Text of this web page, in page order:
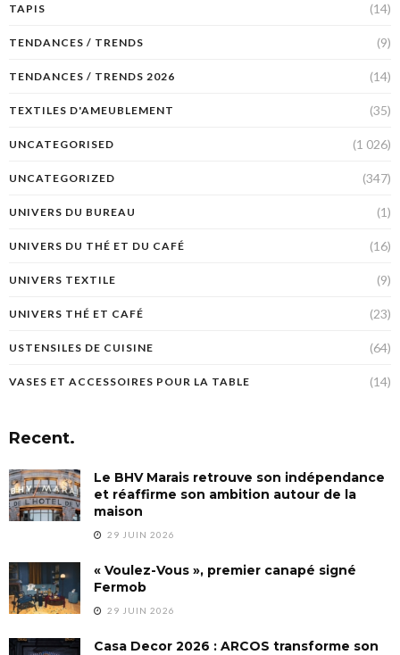
TAPIS (14)
TENDANCES / TRENDS (9)
TENDANCES / TRENDS 2026 (14)
TEXTILES D'AMEUBLEMENT (35)
UNCATEGORISED (1 026)
UNCATEGORIZED (347)
UNIVERS DU BUREAU (1)
UNIVERS DU THÉ ET DU CAFÉ (16)
UNIVERS TEXTILE (9)
UNIVERS THÉ ET CAFÉ (23)
USTENSILES DE CUISINE (64)
VASES ET ACCESSOIRES POUR LA TABLE (14)
Recent.
Le BHV Marais retrouve son indépendance
et réaffirme son ambition autour de la
maison
29 JUIN 2026
« Voulez-Vous », premier canapé signé
Fermob
29 JUIN 2026
Casa Decor 2026 : ARCOS transforme son